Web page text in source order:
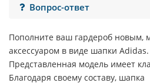
Вопрос-ответ
Пополните ваш гардероб новым,
аксессуаром в виде шапки Adidas.
Представленная модель имеет
Благодаря своему составу, шапка